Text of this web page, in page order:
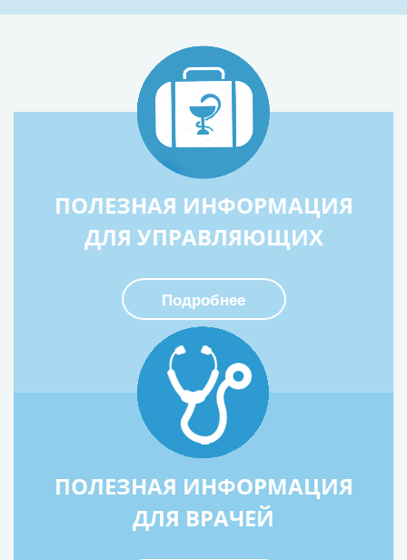
ПОЛЕЗНАЯ ИНФОРМАЦИЯ
ДЛЯ УПРАВЛЯЮЩИХ
Подробнее
ПОЛЕЗНАЯ ИНФОРМАЦИЯ
ДЛЯ ВРАЧЕЙ